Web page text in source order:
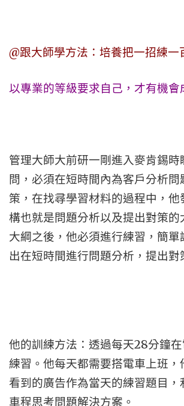
@跟大師學方法：培養把一招練一
以專業的等級要求自己，才有機會
管理大師大前研一剛進入麥肯錫時
問，必須在短時間內為客戶分析
策，在找尋學習材料的過程中，他
構也就是問題分析以及提出對策的
大綱之後，他必須進行練習，簡單
出在短時間進行問題分析，提出對
他的訓練方法：透過每天28分鐘
練習。他每天都需要搭電車上班，
看到的廣告作為當天的練習題目
車程思考問題解決方案。